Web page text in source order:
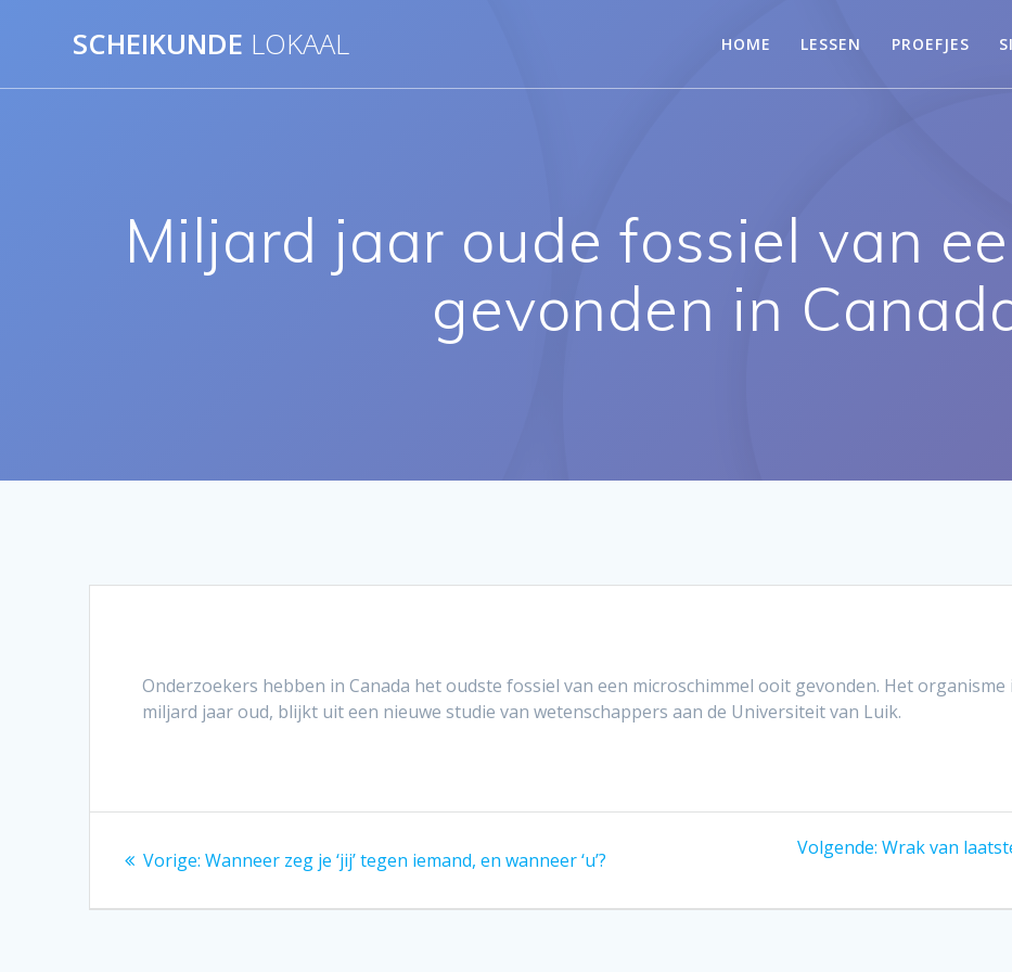
inhoud
SCHEIKUNDE LOKAAL HOME LESSEN PROEFJES
Miljard jaar oude fossiel van
gevonden in
Onderzoekers hebben in Canada het oudste fossiel van een microschimmel ooit gevonden. Het
miljard jaar oud, blijkt uit een nieuwe studie van wetenschappers aan de Universiteit van Luik.
navigatie
Vorige: Vorig
Wanneer zeg je ‘jij’ tegen iemand, en wanneer ‘u’?
Volgende: Volgend
Wrak van